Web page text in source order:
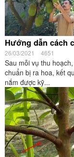
Hướng dẫn cách
26/03/2021 4651
Sau mỗi vụ thu
chuẩn bị ra hoa, kết
nắm được kỹ...